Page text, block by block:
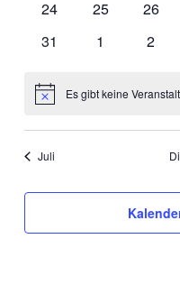
24
25 26
31
1 2
HinweisEs gibt keine
Juli